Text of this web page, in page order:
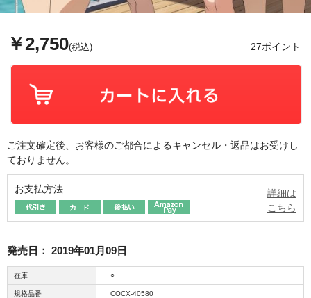
￥2,750(税込) 27ポイント
ご注文確定後、お客様のご都合によるキャンセル・返品はお受けし
ておりません。
お支払方法
詳細は
こちら
発売日： 2019年01月09日
在庫 ○
規格品番 COCX-40580